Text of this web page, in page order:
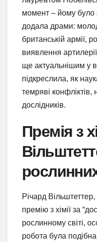
момент – йому було
додала драми:
британській армії,
виявлення
ще актуальнішим у
підкреслила, як
темряві
дослідників.
Премія з
Річард Вільштеттер,
премію з хімії за
рослинному світі,
робота була